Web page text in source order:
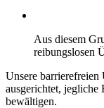
Aus diesem
reibungslosen
Unsere barrierefreien
ausgerichtet, jegliche
bewältigen.